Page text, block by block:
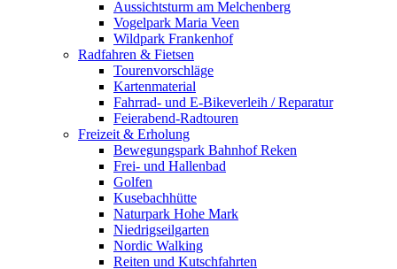
Aussichtsturm am Melchenberg
Vogelpark Maria Veen
Wildpark Frankenhof
Radfahren & Fietsen
Tourenvorschläge
Kartenmaterial
Fahrrad- und E-Bikeverleih / Reparatur
Feierabend-Radtouren
Freizeit & Erholung
Bewegungspark Bahnhof Reken
Frei- und Hallenbad
Golfen
Kusebachhütte
Naturpark Hohe Mark
Niedrigseilgarten
Nordic Walking
Reiten und Kutschfahrten